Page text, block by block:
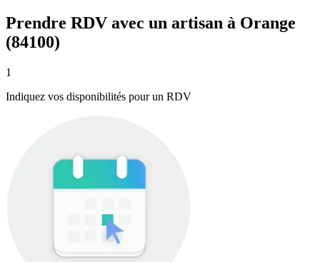
Prendre RDV avec un artisan à Orange
(84100)
1
Indiquez vos disponibilités pour un RDV